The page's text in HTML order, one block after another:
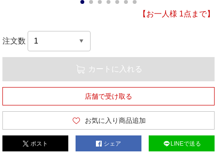
【お一人様 1点まで】
注文数
カートに入れる
店舗で受け取る
お気に入り商品追加
ポスト シェア LINEで送る